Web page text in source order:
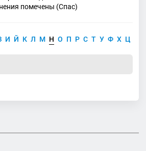
помечены (Спас)
И Й К Л М Н О П Р С Т У Ф Х Ц